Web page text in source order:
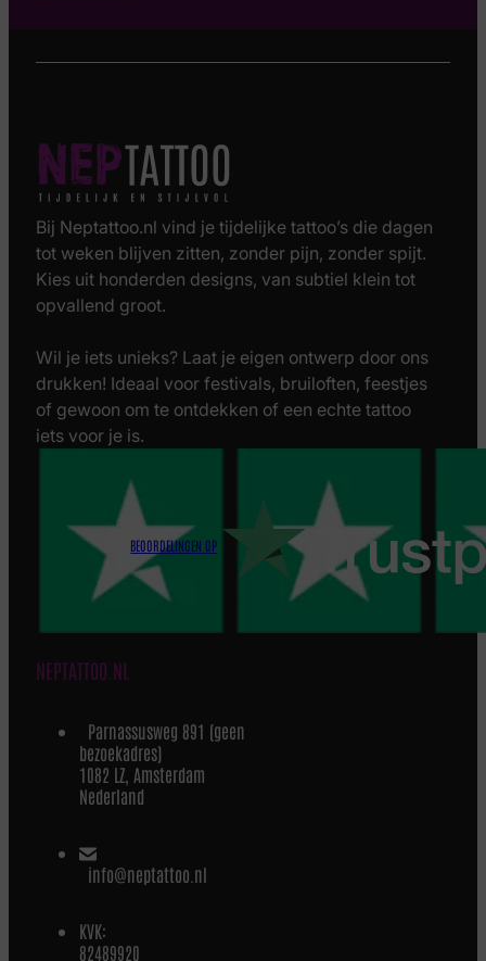
Bij Neptattoo.nl vind je tijdelijke tattoo’s die dagen
tot weken blijven zitten, zonder pijn, zonder spijt.
Kies uit honderden designs, van subtiel klein tot
opvallend groot.
Wil je iets unieks? Laat je eigen ontwerp door ons
drukken! Ideaal voor festivals, bruiloften, feestjes
of gewoon om te ontdekken of een echte tattoo
iets voor je is.
BEOORDELINGEN OP
NEPTATTOO.NL
Parnassusweg 891 (geen
bezoekadres)
1082 LZ, Amsterdam
Nederland
info@neptattoo.nl
KVK:
82489920